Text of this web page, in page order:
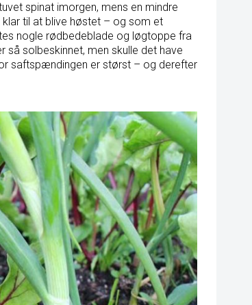
spinat imorgen, mens en mindre
til at blive høstet – og som et
nogle rødbedeblade og løgtoppe fra
solbeskinnet, men skulle det have
saftspændingen er størst – og derefter